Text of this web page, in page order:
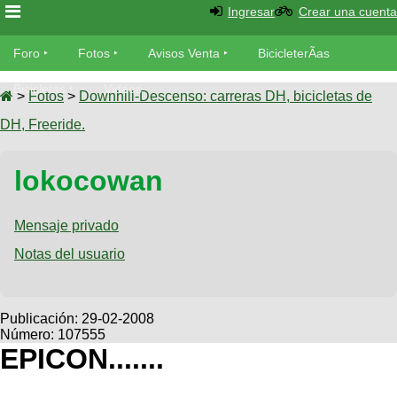
Foro
Foro
TÃ©cnica
Fotos
tu foto
Galeria
XC
Viajes
Descenso
SUBÃ
tu
aviso
Buscar
Ultimos
Fotos
as
Bicicletas
Tandem
Videos
Cicloturismo
Ingresar Crear una cuenta
Foro Fotos Avisos Venta BicicleterÃ­as
Bicicletas Videos
> Fotos > Downhill-Descenso: carreras DH, bicicletas de
DH, Freeride.
lokocowan
Mensaje privado
Notas del usuario
Publicación: 29-02-2008
Número: 107555
EPICON.......